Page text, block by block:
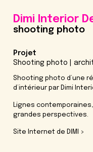
Dimi Interior
shooting photo
Projet
Shooting photo |
Shooting photo d’une
d’intérieur par Dimi
Lignes
grandes perspectives.
Site Internet de DIMI >